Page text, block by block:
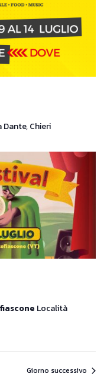
Dante, Chieri
Località
Giorno successivo